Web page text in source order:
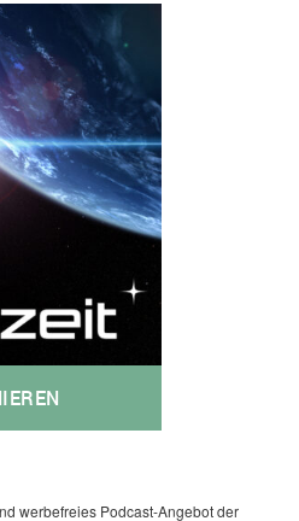
werbefreies Podcast-Angebot der